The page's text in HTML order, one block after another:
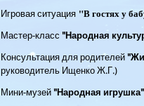
Игровая ситуация "В гостях у
Мастер-класс"Народная
Консультация для родителей"
руководитель Ищенко Ж.Г.)
Мини-музей"Народная игрушка"